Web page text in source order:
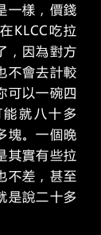
一樣，價錢
KLCC吃拉
，因為對方
不會去計較
可以一碗四
就八十多
塊。一個晚
其實有些拉
不差，甚至
是說二十多